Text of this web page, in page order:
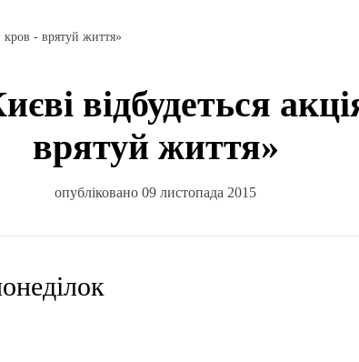
кров - врятуй життя»
відбудеться
врятуй життя»
опубліковано 09 листопада 2015